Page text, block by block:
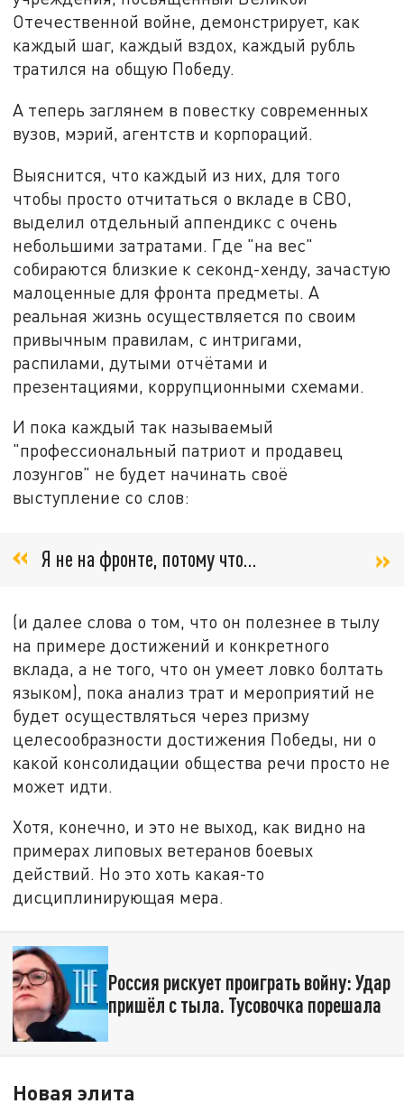
Отечественной войне, демонстрирует, как
каждый шаг, каждый вздох, каждый рубль
тратился на общую Победу.
А теперь заглянем в повестку современных
вузов, мэрий, агентств и корпораций.
Выяснится, что каждый из них, для того
чтобы просто отчитаться о вкладе в СВО,
выделил отдельный аппендикс с очень
небольшими затратами. Где "на вес"
собираются близкие к секонд-хенду, зачастую
малоценные для фронта предметы. А
реальная жизнь осуществляется по своим
привычным правилам, с интригами,
распилами, дутыми отчётами и
презентациями, коррупционными схемами.
И пока каждый так называемый
"профессиональный патриот и продавец
лозунгов" не будет начинать своё
выступление со слов:
Я не на фронте, потому что...
(и далее слова о том, что он полезнее в тылу
на примере достижений и конкретного
вклада, а не того, что он умеет ловко болтать
языком), пока анализ трат и мероприятий не
будет осуществляться через призму
целесообразности достижения Победы, ни о
какой консолидации общества речи просто не
может идти.
Хотя, конечно, и это не выход, как видно на
примерах липовых ветеранов боевых
действий. Но это хоть какая-то
дисциплинирующая мера.
Россия рискует проиграть войну: Удар
пришёл с тыла. Тусовочка порешала
Новая элита